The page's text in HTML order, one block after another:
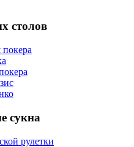
столов
сукна
рулетки